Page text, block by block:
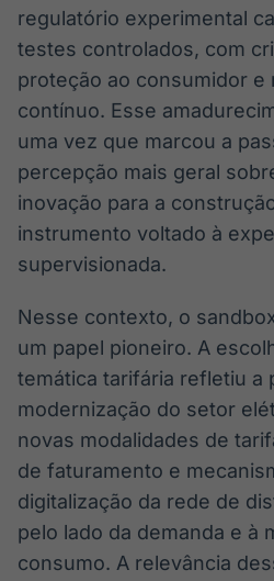
regulatório experimental
testes controlados, com
proteção ao consumidor e
contínuo. Esse
uma vez que marcou a
percepção mais geral
inovação para a
instrumento voltado à
supervisionada.
Nesse contexto, o
um papel pioneiro. A
temática tarifária refletiu a
modernização do setor
novas modalidades de
de faturamento e
digitalização da rede de
pelo lado da demanda e à
consumo. A relevância